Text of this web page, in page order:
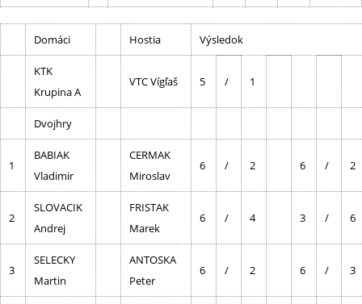
Domáci Hostia Výsledok
KTK
Krupina A
VTC Vígľaš 5 / 1
Dvojhry
1
BABIAK
Vladimir
CERMAK
Miroslav
6 / 2 6 / 2
2
SLOVACIK
Andrej
FRISTAK
Marek
6 / 4 3 / 6
3
SELECKY
Martin
ANTOSKA
Peter
6 / 2 6 / 3